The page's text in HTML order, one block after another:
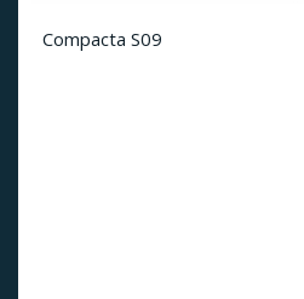
Compacta S09